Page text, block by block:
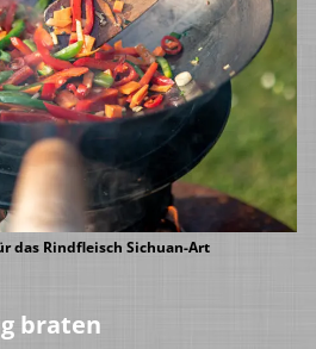
das Rindfleisch Sichuan-Art
braten